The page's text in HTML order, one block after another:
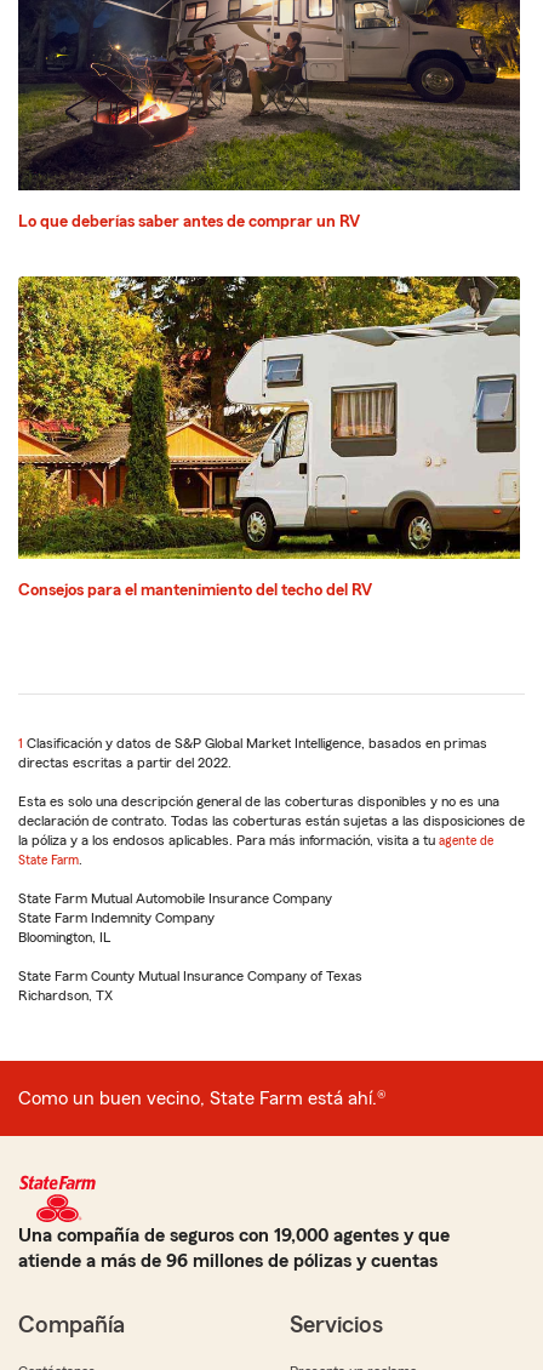
Lo que deberías saber antes de comprar un RV
Consejos para el mantenimiento del techo del RV
1 Return
to
Clasificación y datos de S&P Global Market Intelligence, basados en primas
directas escritas a partir del 2022.
Esta es solo una descripción general de las coberturas disponibles y no es una
declaración de contrato. Todas las coberturas están sujetas a las disposiciones de
la póliza y a los endosos aplicables. Para más información, visita a tu agente de
State Farm
State Farm Mutual Automobile Insurance Company
State Farm Indemnity Company
Bloomington, IL
State Farm County Mutual Insurance Company of Texas
Richardson, TX
Como un buen vecino, State Farm está ahí.®
Una compañía de seguros con 19,000 agentes y que
atiende a más de 96 millones de pólizas y cuentas
Compañía Servicios